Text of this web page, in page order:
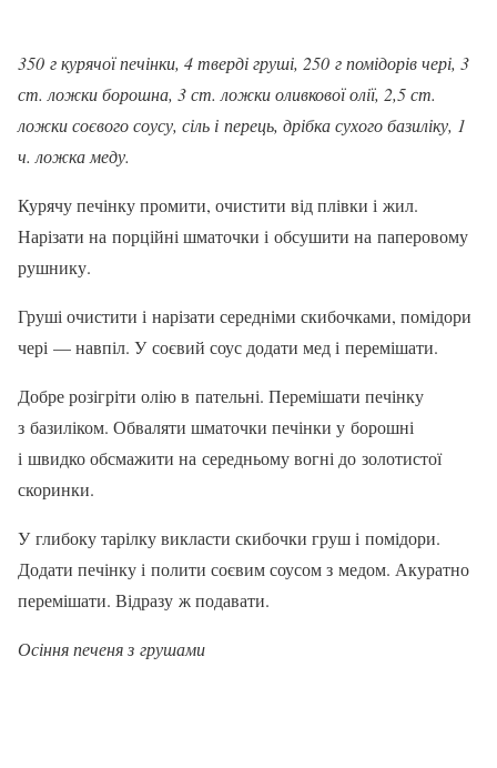
350 г курячої печінки, 4 тверді груші, 250 г помідорів чері, 3
ст. ложки борошна, 3 ст. ложки оливкової олії, 2,5 ст.
ложки соє­вого соусу, сіль і перець, дрібка сухого бази­ліку, 1
ч. ложка меду.
Курячу печінку промити, очистити від плівки і жил.
Нарізати на порційні шматочки і обсушити на паперовому
рушнику.
Груші очистити і нарізати середніми скибочка­ми, помідори
чері — навпіл. У соєвий соус додати мед і перемішати.
Добре розігріти олію в пательні. Перемішати печінку
з базиліком. Обваляти шматочки печінки у борошні
і швидко обсмажити на середньому вогні до золотистої
скоринки.
У глибоку тарілку викласти скибочки груш і по­мідори.
Додати печінку і полити соєвим соусом з медом. Акуратно
перемішати. Відразу ж подавати.
Осіння печеня з грушами